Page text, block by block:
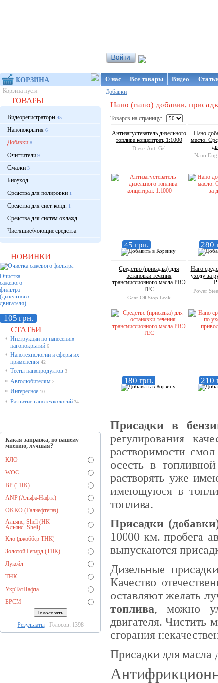
КОРЗИНА
Корзина пуста
ТОВАРЫ
Видеорегистраторы 45
Нанопокрытия 6
Добавки 8
Очистители 9
Смазки 3
Биоуход
Средства для полировки 1
Средства для сист. конд. 1
Средства для систем охлажд.
Чистящие/моющие средства
НОВИНКИ
Очистка
сажевого
фильтра
(дизельного
двигателя)
105 грн.
СТАТЬИ
* Инструкции по нанесению
нанопокрытий 6
* Нанотехнологии и сферы их
применения 42
* Тесты нанопродуктов 3
* Автолюбителям 3
* Интересное 10
* Развитие нанотехнологий 24
Какая заправка, по вашему
мнению, лучшая?
КЛО
WOG
BP (ТНК)
ANP (Альфа-Нафта)
OKKO (Галнефтегаз)
Альянс, Shell (НК
Альянс+Shell)
Кло (джоббер ТНК)
Золотой Гепард (ТНК)
Лукойл
ТНК
УкрТатНафта
БРСМ
РезультатыГолосов: 1398
О нас Все товары Видео
Добавки
Нано (nano) добавки,
Товаров на страницу:
Антизагустеватель дизельного
топлива концентрат, 1:1000
Diesel Anti Gel
45 грн.
Нано
масло.
Nano
280
Средство (присадка) для
остановки течения
трансмиссионного масла PRO
TEC
Gear Oil Stop Leak
180 грн.
Нано
уходу за
Power
210
Присадки в
регулирования
растворимости
осесть в
растворять уже
имеющуюся в
топлива.
Присадки
10000 км. пробега
выпускаются
Дизельные
Качество
оставляют желать
топлива, можно
двигателя. Чистить
сгорания
Присадки для масла